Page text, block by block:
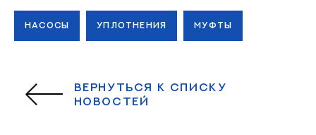
НАСОСЫ УПЛОТНЕНИЯ МУФТЫ
ВЕРНУТЬСЯ К СПИСКУ
НОВОСТЕЙ